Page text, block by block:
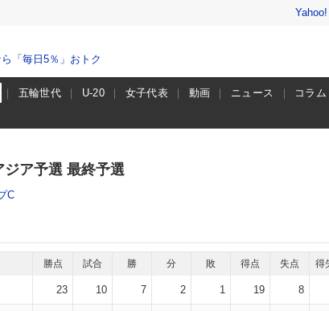
「毎日5％」おトク
五輪世代 U-20 女子代表 動画 ニュース
コラム
ア予選 最終予選
C
勝点 試合 勝 分 敗 得点 失点 得
23 10 7 2 1 19 8